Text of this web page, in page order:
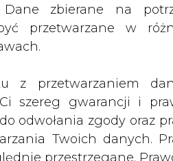
przetwarzane w
szereg gwarancji i
odwołania zgody oraz
Twoich danych.
przestrzegane.
przetwarzania
energetycznej
bez wsparcia narzędzi sztucznej
Wydawca portalu CIRE zgadza się na
do szkoleń treningowych LLM.